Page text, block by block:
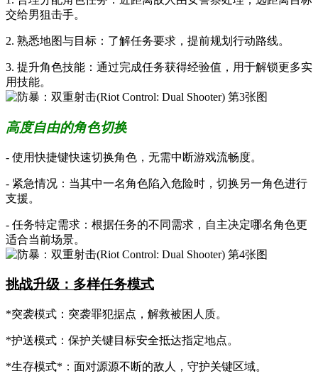
交给男狙击手。
2. 熟悉地图与目标：了解任务要求，提前规划行动路线。
3. 提升角色技能：通过完成任务获得经验值，用于解锁更多实
用技能。
高度自由的角色切换
- 使用快捷键快速切换角色，无需中断游戏流畅度。
- 紧急情况：当其中一名角色陷入危险时，切换另一角色进行
支援。
- 任务特定需求：根据任务的不同需求，自主决定哪名角色更
适合当前场景。
挑战升级：多样任务模式
*突袭模式：突袭罪犯据点，解救被困人质。
*护送模式：保护关键目标安全抵达指定地点。
*生存模式*：面对源源不断的敌人，守护关键区域。